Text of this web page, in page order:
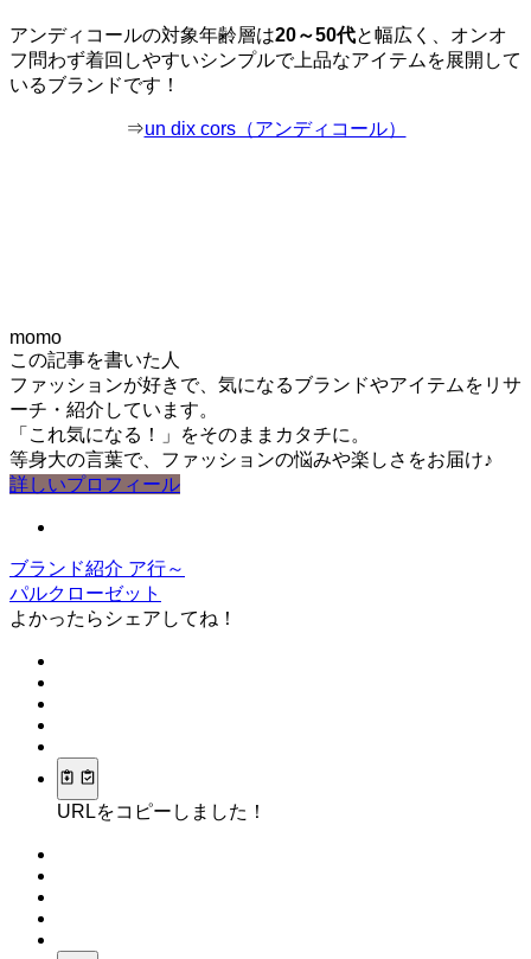
アンディコールの対象年齢層は20～50代と幅広く、オンオ
フ問わず着回しやすいシンプルで上品なアイテムを展開して
いるブランドです！
⇒un dix cors（アンディコール）
momo
この記事を書いた人
ファッションが好きで、気になるブランドやアイテムをリサ
ーチ・紹介しています。
「これ気になる！」をそのままカタチに。
等身大の言葉で、ファッションの悩みや楽しさをお届け♪
詳しいプロフィール
ブランド紹介 ア行～
パルクローゼット
よかったらシェアしてね！
URLをコピーしました！